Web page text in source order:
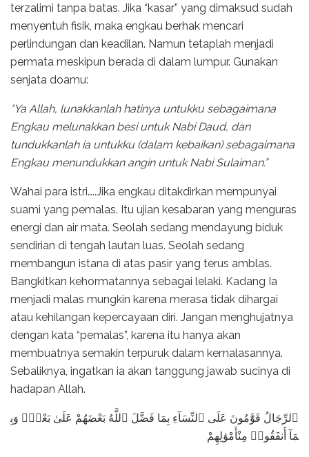
terzalimi tanpa batas. Jika “kasar” yang dimaksud sudah
menyentuh fisik, maka engkau berhak mencari
perlindungan dan keadilan. Namun tetaplah menjadi
permata meskipun berada di dalam lumpur. Gunakan
senjata doamu:
“Ya Allah, lunakkanlah hatinya untukku sebagaimana
Engkau melunakkan besi untuk Nabi Daud, dan
tundukkanlah ia untukku (dalam kebaikan) sebagaimana
Engkau menundukkan angin untuk Nabi Sulaiman.”
Wahai para istri…..Jika engkau ditakdirkan mempunyai
suami yang pemalas. Itu ujian kesabaran yang menguras
energi dan air mata. Seolah sedang mendayung biduk
sendirian di tengah lautan luas. Seolah sedang
membangun istana di atas pasir yang terus amblas.
Bangkitkan kehormatannya sebagai lelaki. Kadang Ia
menjadi malas mungkin karena merasa tidak dihargai
atau kehilangan kepercayaan diri. Jangan menghujatnya
dengan kata “pemalas”, karena itu hanya akan
membuatnya semakin terpuruk dalam kemalasannya.
Sebaliknya, ingatkan ia akan tanggung jawab sucinya di
hadapan Allah.
ٱلرِّجَالُ قَوَّٰمُونَ عَلَى ٱلنِّسَآءِ بِمَا فَضَّلَ ٱللَّهُ بَعْضَهُمْ عَلَىٰ بَعْضٍۢ وَبِ
مَآ أَنفَقُوا۟ مِنْأَمْوَٰلِهِمْ